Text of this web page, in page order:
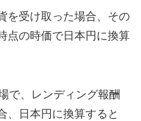
を受け取った場合、その
点の時価で日本円に換算
で、レンディング報酬
、日本円に換算すると